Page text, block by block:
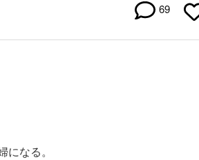
69
なる。